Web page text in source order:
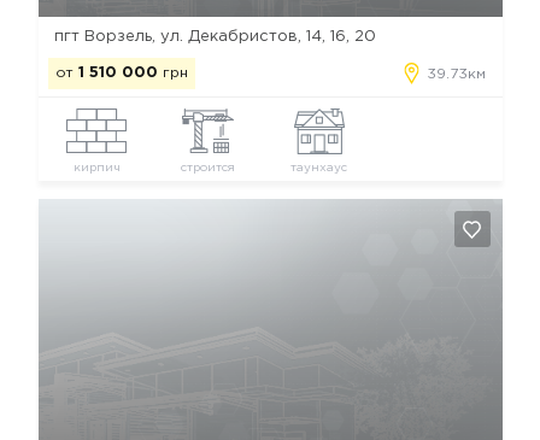
пгт Ворзель, ул. Декабристов, 14, 16, 20
от 1 510 000 грн 39.73км
кирпич строится таунхаус